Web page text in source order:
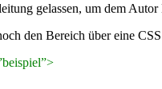
gelassen, um dem
den Bereich über eine